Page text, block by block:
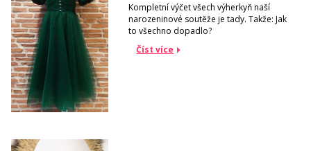
Kompletní výčet všech výherkyň naší
narozeninové soutěže je tady. Takže: Jak
to všechno dopadlo?
Číst více